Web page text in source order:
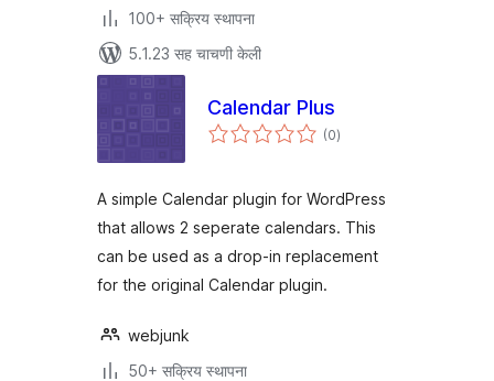
100+ सक्रिय स्थापना
5.1.23 सह चाचणी केली
Calendar Plus
(0एकूण
मूल्यांकन
)
A simple Calendar plugin for WordPress
that allows 2 seperate calendars. This
can be used as a drop-in replacement
for the original Calendar plugin.
webjunk
50+ सक्रिय स्थापना